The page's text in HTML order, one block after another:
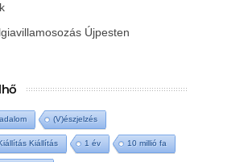
Újpesten
(V)észjelzés
Kiállítás 1 év 10 millió fa